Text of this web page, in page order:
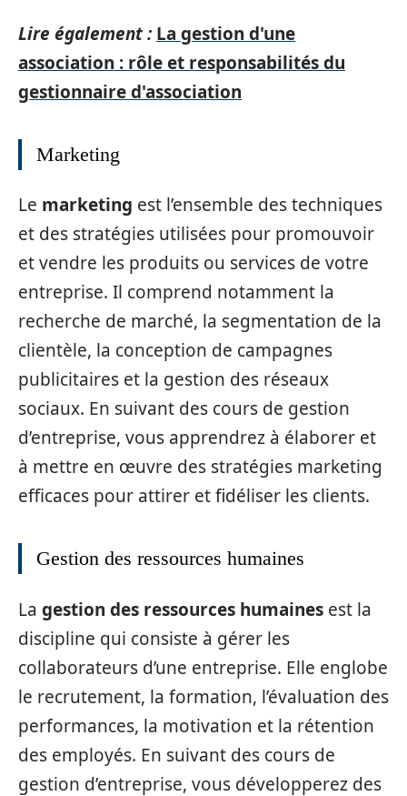
Lire également : La gestion d'une
association : rôle et responsabilités du
gestionnaire d'association
Marketing
Le marketing est l’ensemble des techniques
et des stratégies utilisées pour promouvoir
et vendre les produits ou services de votre
entreprise. Il comprend notamment la
recherche de marché, la segmentation de la
clientèle, la conception de campagnes
publicitaires et la gestion des réseaux
sociaux. En suivant des cours de gestion
d’entreprise, vous apprendrez à élaborer et
à mettre en œuvre des stratégies marketing
efficaces pour attirer et fidéliser les clients.
Gestion des ressources humaines
La gestion des ressources humaines est la
discipline qui consiste à gérer les
collaborateurs d’une entreprise. Elle englobe
le recrutement, la formation, l’évaluation des
performances, la motivation et la rétention
des employés. En suivant des cours de
gestion d’entreprise, vous développerez des